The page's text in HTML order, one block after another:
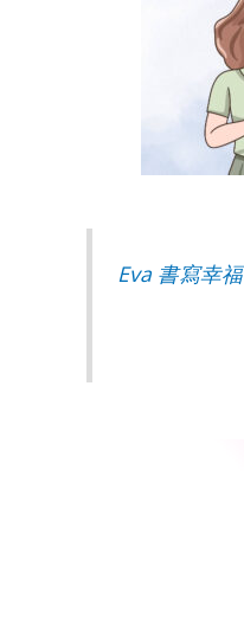
Eva 書寫幸福